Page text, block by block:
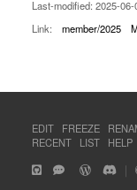
Last-modified: 2025-
Link:
member/2025
EDIT FREEZE
RECENT
LIST HELP
｜